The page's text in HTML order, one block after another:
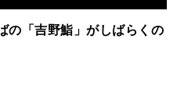
の「吉野鮨」がしばらくの